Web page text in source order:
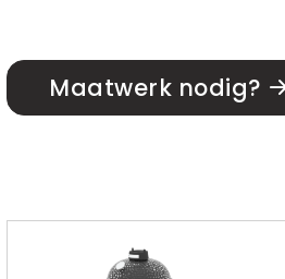
Maatwerk nodig?